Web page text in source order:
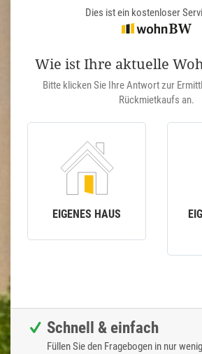
Dies ist ein kostenloser
Wie ist Ihre aktuelle
Bitte klicken Sie Ihre Antwort zur
Rückmietkaufs an.
EIGENES HAUS
Schnell & einfach
Füllen Sie den Fragebogen in nur